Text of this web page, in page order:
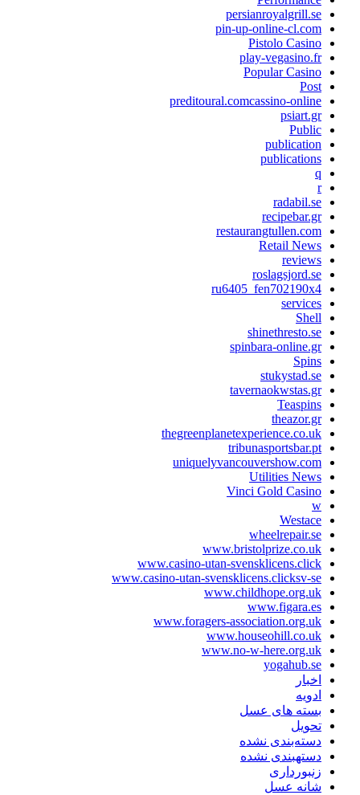
pin-up-online-
Pistolo
play-
Popular
preditoural.comcassino-
Retail
spinbara-
Utilities
Vinci Gold
www.casino-utan-
www.casino-utan-svensklicens.clicksv-
www.foragers-
www.no-w-
های عسل
نشده
نشده
عسل